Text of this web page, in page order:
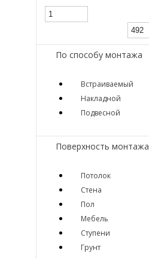
По способу монтажа
Встраиваемый
Накладной
Подвесной
Поверхность монтажа
Потолок
Стена
Пол
Мебель
Ступени
Грунт